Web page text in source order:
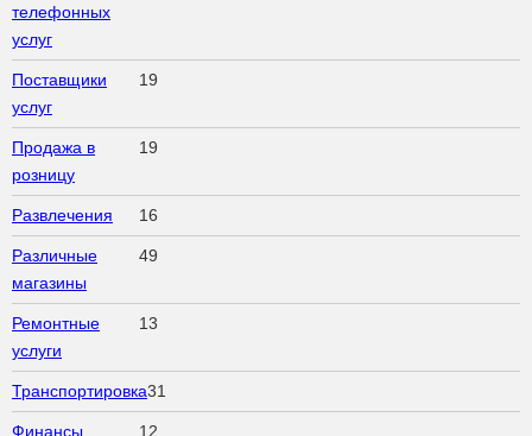
телефонных
услуг
Поставщики
услуг
19
Продажа в
розницу
19
Развлечения 16
Различные
магазины
49
Ремонтные
услуги
13
Транспортировка31
Финансы 12